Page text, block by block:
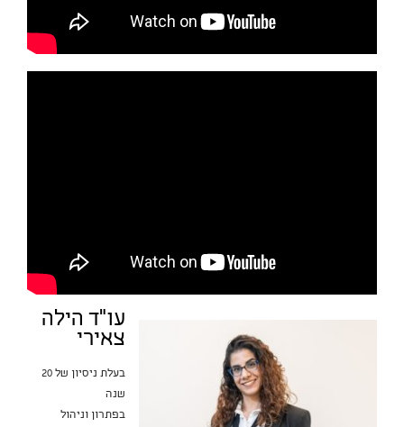
עו"ד הילה
צאירי
בעלת ניסיון של 20
שנה
בפתרון וניהול